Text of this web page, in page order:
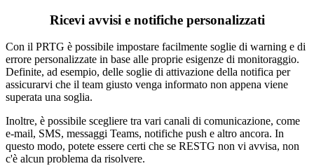
Ricevi avvisi e notifiche personalizzati
Con il PRTG è possibile impostare facilmente soglie di warning e di
errore personalizzate in base alle proprie esigenze di monitoraggio.
Definite, ad esempio, delle soglie di attivazione della notifica per
assicurarvi che il team giusto venga informato non appena viene
superata una soglia.
Inoltre, è possibile scegliere tra vari canali di comunicazione, come
e-mail, SMS, messaggi Teams, notifiche push e altro ancora. In
questo modo, potete essere certi che se RESTG non vi avvisa, non
c'è alcun problema da risolvere.